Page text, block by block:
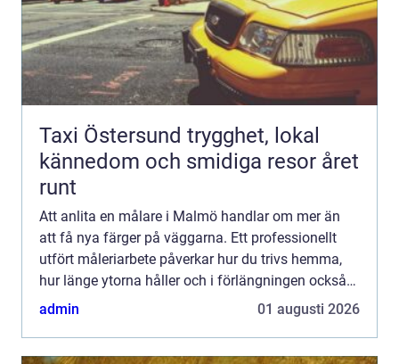
Taxi Östersund trygghet, lokal
kännedom och smidiga resor året
runt
Att anlita en målare i Malmö handlar om mer än
att få nya färger på väggarna. Ett professionellt
utfört måleriarbete påverkar hur du trivs hemma,
hur länge ytorna håller och i förlängningen också
värdet på bostaden. Samtidigt kan det vara svårt
admin 01 augusti 2026